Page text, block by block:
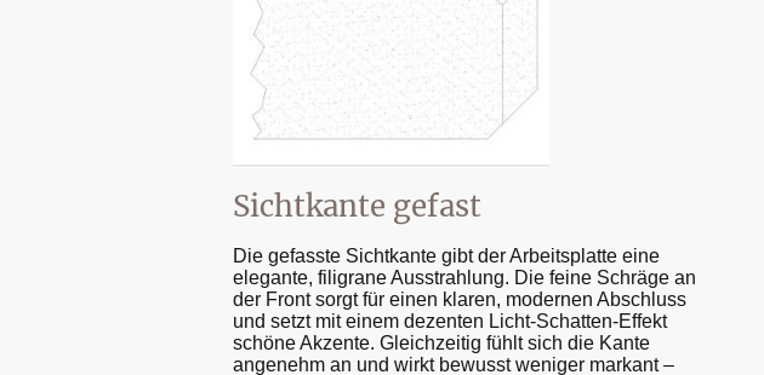
Sichtkante gefast
Die gefasste Sichtkante gibt der Arbeitsplatte eine
elegante, filigrane Ausstrahlung. Die feine Schräge an
der Front sorgt für einen klaren, modernen Abschluss
und setzt mit einem dezenten Licht-Schatten-Effekt
schöne Akzente. Gleichzeitig fühlt sich die Kante
angenehm an und wirkt bewusst weniger markant –